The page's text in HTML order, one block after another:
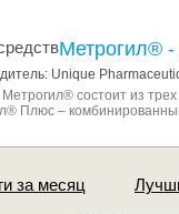
Метрогил® -
Unique
состоит из
Плюс –
за месяц